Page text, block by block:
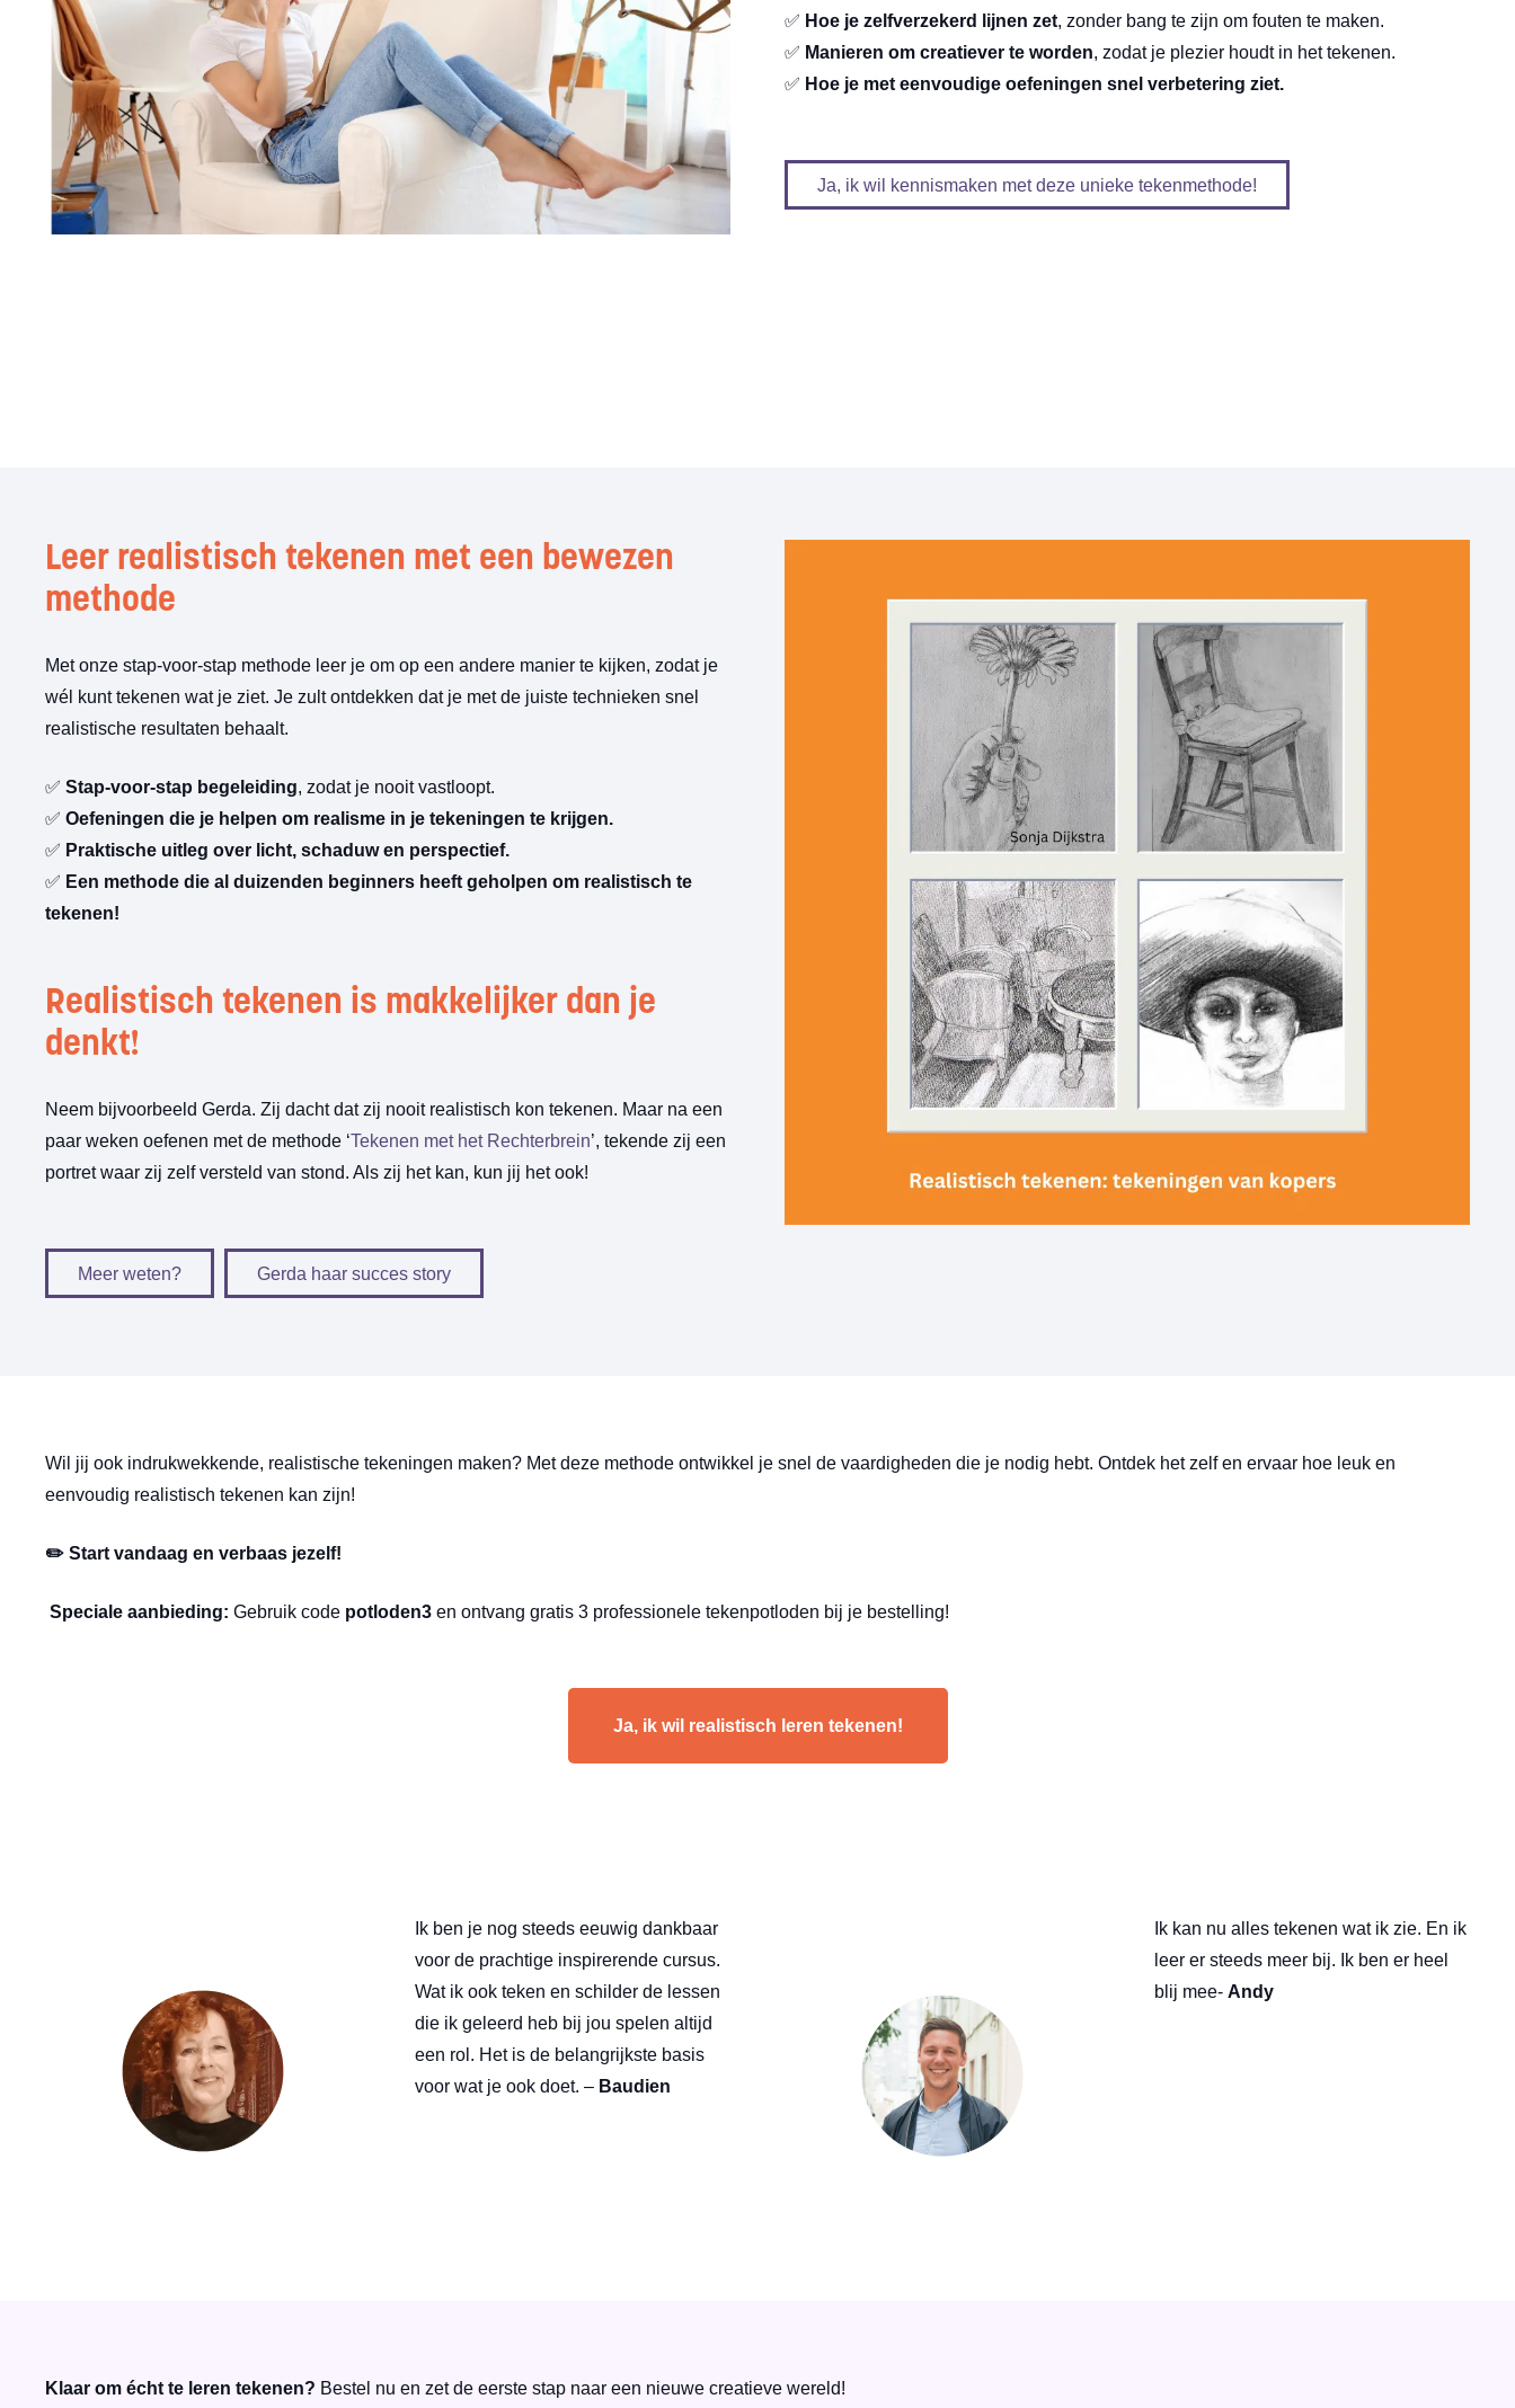
✅ Hoe je zelfverzekerd lijnen zet, zonder bang te zijn om fouten te maken.
✅ Manieren om creatiever te worden, zodat je plezier houdt in het tekenen.
✅ Hoe je met eenvoudige oefeningen snel verbetering ziet.
Ja, ik wil kennismaken met deze unieke tekenmethode!
Leer realistisch tekenen met een bewezen
methode
Met onze stap-voor-stap methode leer je om op een andere manier te kijken, zodat je
wél kunt tekenen wat je ziet. Je zult ontdekken dat je met de juiste technieken snel
realistische resultaten behaalt.
✅ Stap-voor-stap begeleiding, zodat je nooit vastloopt.
✅ Oefeningen die je helpen om realisme in je tekeningen te krijgen.
✅ Praktische uitleg over licht, schaduw en perspectief.
✅ Een methode die al duizenden beginners heeft geholpen om realistisch te
tekenen!
Realistisch tekenen is makkelijker dan je
denkt!
Neem bijvoorbeeld Gerda. Zij dacht dat zij nooit realistisch kon tekenen. Maar na een
paar weken oefenen met de methode ‘Tekenen met het Rechterbrein’, tekende zij een
portret waar zij zelf versteld van stond. Als zij het kan, kun jij het ook!
Meer weten? Gerda haar succes story
Wil jij ook indrukwekkende, realistische tekeningen maken? Met deze methode ontwikkel je snel de vaardigheden die je nodig hebt. Ontdek het zelf en ervaar hoe leuk en
eenvoudig realistisch tekenen kan zijn!
✏️ Start vandaag en verbaas jezelf!
Speciale aanbieding: Gebruik code potloden3 en ontvang gratis 3 professionele tekenpotloden bij je bestelling!
Ja, ik wil realistisch leren tekenen!
Ik ben je nog steeds eeuwig dankbaar
voor de prachtige inspirerende cursus.
Wat ik ook teken en schilder de lessen
die ik geleerd heb bij jou spelen altijd
een rol. Het is de belangrijkste basis
voor wat je ook doet. – Baudien
Ik kan nu alles tekenen wat ik zie. En ik
leer er steeds meer bij. Ik ben er heel
blij mee- Andy
Klaar om écht te leren tekenen? Bestel nu en zet de eerste stap naar een nieuwe creatieve wereld!